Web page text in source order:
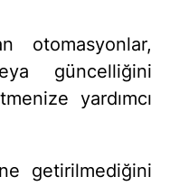
otomasyonlar,
güncelliğini
yardımcı
getirilmediğini